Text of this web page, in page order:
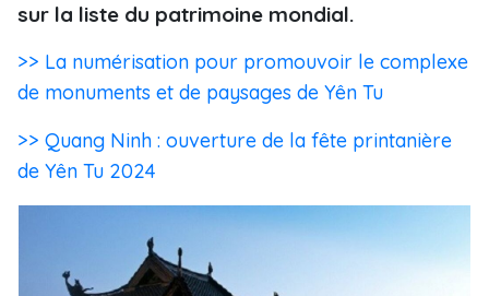
sur la liste du patrimoine mondial.
>> La numérisation pour promouvoir le complexe
de monuments et de paysages de Yên Tu
>> Quang Ninh : ouverture de la fête printanière
de Yên Tu 2024